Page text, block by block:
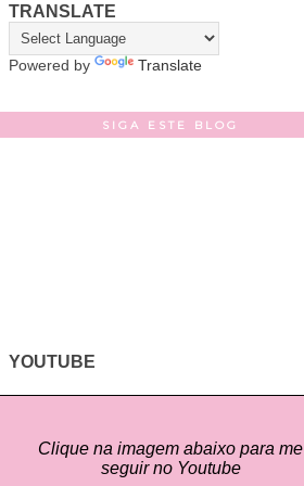
TRANSLATE
Powered by Translate
SIGA ESTE BLOG
YOUTUBE
Clique na imagem abaixo para me
seguir no Youtube